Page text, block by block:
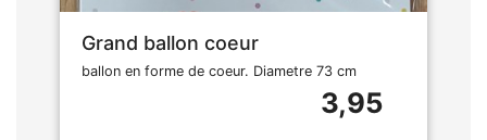
Grand ballon coeur
ballon en forme de coeur. Diametre 73 cm
3,95